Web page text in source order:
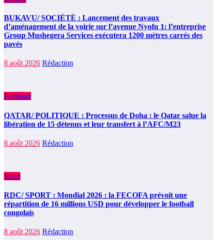
BUKAVU/ SOCIÉTÉ : Lancement des travaux
d’aménagement de la voirie sur l’avenue Nyofu 1: l’entreprise
Group Mushegera Services exécutera 1200 mètres carrés des
pavés
8 août 2026 Rédaction
Politique
QATAR/ POLITIQUE : Processus de Doha : le Qatar salue la
libération de 15 détenus et leur transfert à l’AFC/M23
8 août 2026 Rédaction
Sport
RDC/ SPORT : Mondial 2026 : la FECOFA prévoit une
répartition de 16 millions USD pour développer le football
congolais
8 août 2026 Rédaction